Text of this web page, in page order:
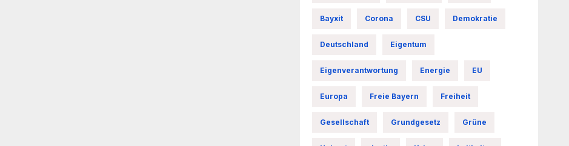
Bayxit Corona CSU Demokratie
Deutschland Eigentum
Eigenverantwortung Energie EU
Europa Freie Bayern Freiheit
Gesellschaft Grundgesetz Grüne